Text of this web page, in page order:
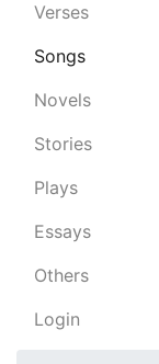
Verses
Songs
Novels
Stories
Plays
Essays
Others
Login